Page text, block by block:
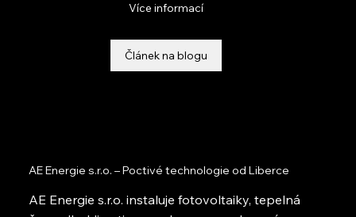
Více informací
Článek na blogu
AE Energie s.r.o. – Poctivé technologie od Liberce
AE Energie s.r.o. instaluje fotovoltaiky, tepelná